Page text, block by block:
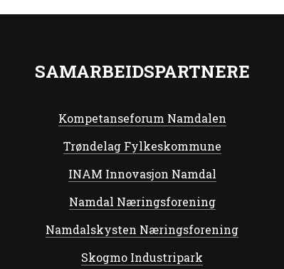
SAMARBEIDSPARTNERE
Kompetanseforum Namdalen
Trøndelag Fylkeskommune
INAM Innovasjon Namdal
Namdal Næringsforening
Namdalskysten Næringsforening
Skogmo Industripark